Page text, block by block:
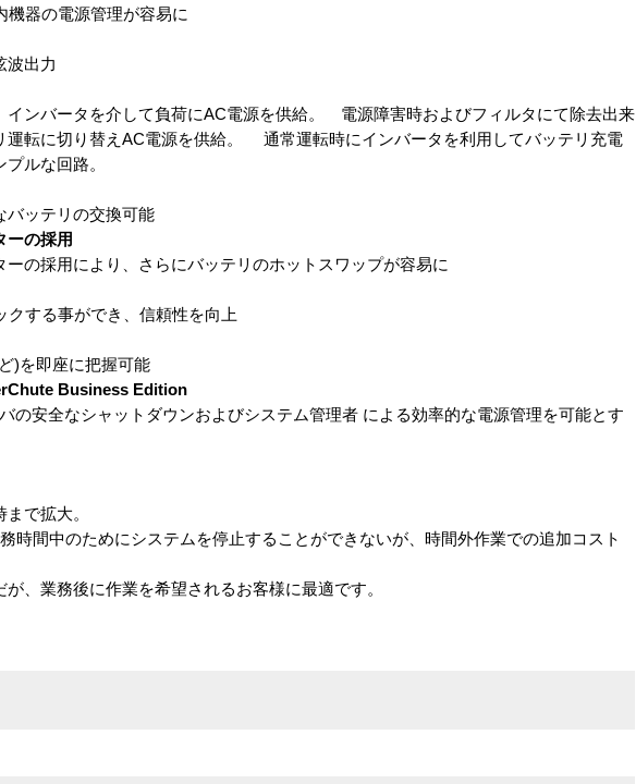
機器の電源管理が容易に
波出力
インバータを介して負荷にAC電源を供給。 電源障害時およびフィルタにて除去出来
運転に切り替えAC電源を供給。 通常運転時にインバータを利用してバッテリ充電
ルな回路。
バッテリの交換可能
ーの採用
の採用により、さらにバッテリのホットスワップが容易に
クする事ができ、信頼性を向上
)を即座に把握可能
Business Edition
の安全なシャットダウンおよびシステム管理者 による効率的な電源管理を可能とす
で拡大。
時間中のためにシステムを停止することができないが、時間外作業での追加コスト
、業務後に作業を希望されるお客様に最適です。